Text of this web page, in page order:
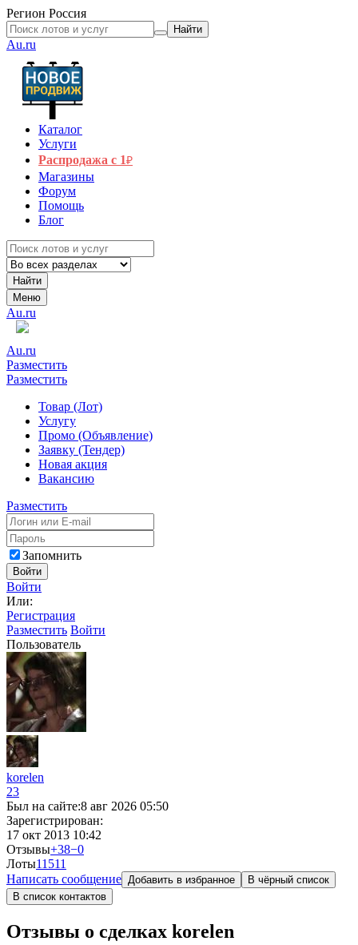
Регион Россия
Найти
Au.ru
Каталог
Услуги
Распродажа с 1₽
Магазины
Форум
Помощь
Блог
Найти
Меню
Au.ru
Au.ru
Разместить
Разместить
Товар (Лот)
Услугу
Промо (Объявление)
Заявку (Тендер)
Новая акция
Вакансию
Разместить
Запомнить
Войти
Войти
Или:
Регистрация
Разместить Войти
Пользователь
korelen
23
Был на сайте:8 авг 2026 05:50
Зарегистрирован:
17 окт 2013 10:42
Отзывы+38−0
Лоты11511
Написать сообщение Добавить в избранное
В чёрный список
В список контактов
Отзывы о сделках korelen